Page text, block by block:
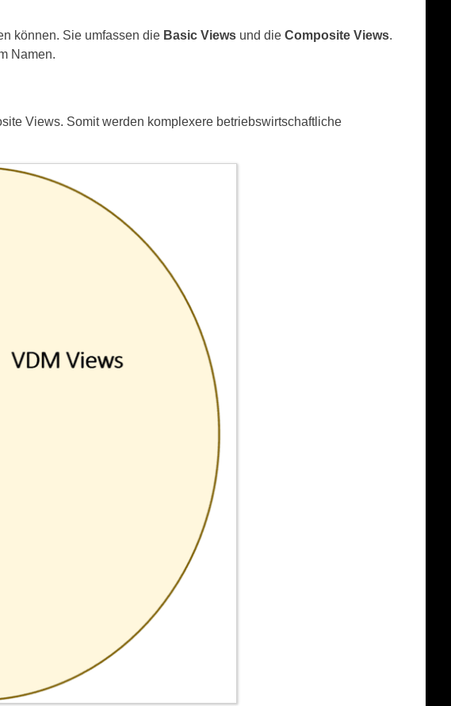
können. Sie umfassen die Basic Views und die Composite Views.
Namen.
Views. Somit werden komplexere betriebswirtschaftliche